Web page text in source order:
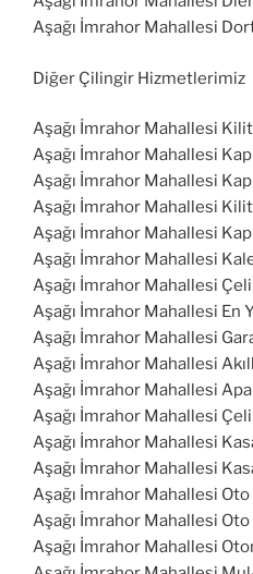
Aşağı İmrahor Mahallesi
Diğer Çilingir Hizmetlerimiz
Aşağı İmrahor Mahallesi
Aşağı İmrahor Mahallesi
Aşağı İmrahor Mahallesi
Aşağı İmrahor Mahallesi
Aşağı İmrahor Mahallesi
Aşağı İmrahor Mahallesi Kale
Aşağı İmrahor Mahallesi
Aşağı İmrahor Mahallesi En
Aşağı İmrahor Mahallesi
Aşağı İmrahor Mahallesi
Aşağı İmrahor Mahallesi
Aşağı İmrahor Mahallesi
Aşağı İmrahor Mahallesi
Aşağı İmrahor Mahallesi
Aşağı İmrahor Mahallesi
Aşağı İmrahor Mahallesi
Aşağı İmrahor Mahallesi